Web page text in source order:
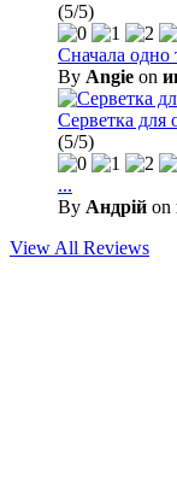
(5/5)
Сначала одно
By Angie on
Серветка для
(5/5)
...
By Андрій on
View All Reviews